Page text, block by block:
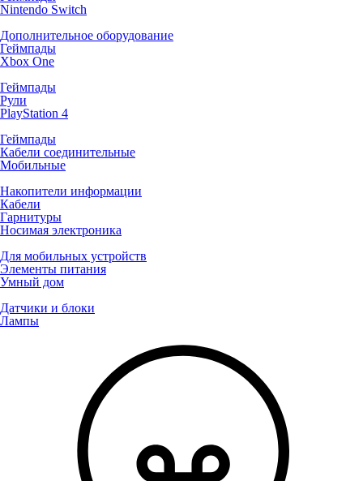
Nintendo Switch
Дополнительное оборудование
Геймпады
Xbox One
Геймпады
Рули
PlayStation 4
Геймпады
Кабели соединительные
Мобильные
Накопители информации
Кабели
Гарнитуры
Носимая электроника
Для мобильных устройств
Элементы питания
Умный дом
Датчики и блоки
Лампы